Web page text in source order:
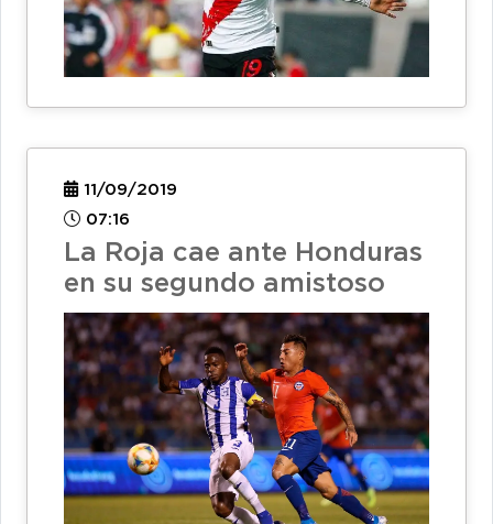
11/09/2019
07:16
La Roja cae ante Honduras
en su segundo amistoso